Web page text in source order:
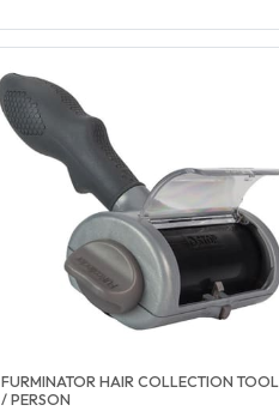
FURMINATOR HAIR COLLECTION TOOL
/ PERSON